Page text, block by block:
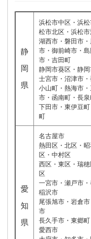
静
岡
県
浜松市中区・浜
松市北区・浜松
湖西市・磐田市
市・御前崎市・
市・吉田町
静岡市葵区・静
士宮市・沼津市
小山町・熱海市
市・函南町・長
下田市・東伊豆
町
愛
知
県
名古屋市
熱田区・北区・
区・中村区
西区・東区・瑞
区
一宮市・瀬戸市
稲沢市
尾張旭市・岩倉
市
長久手市・東郷
愛西市